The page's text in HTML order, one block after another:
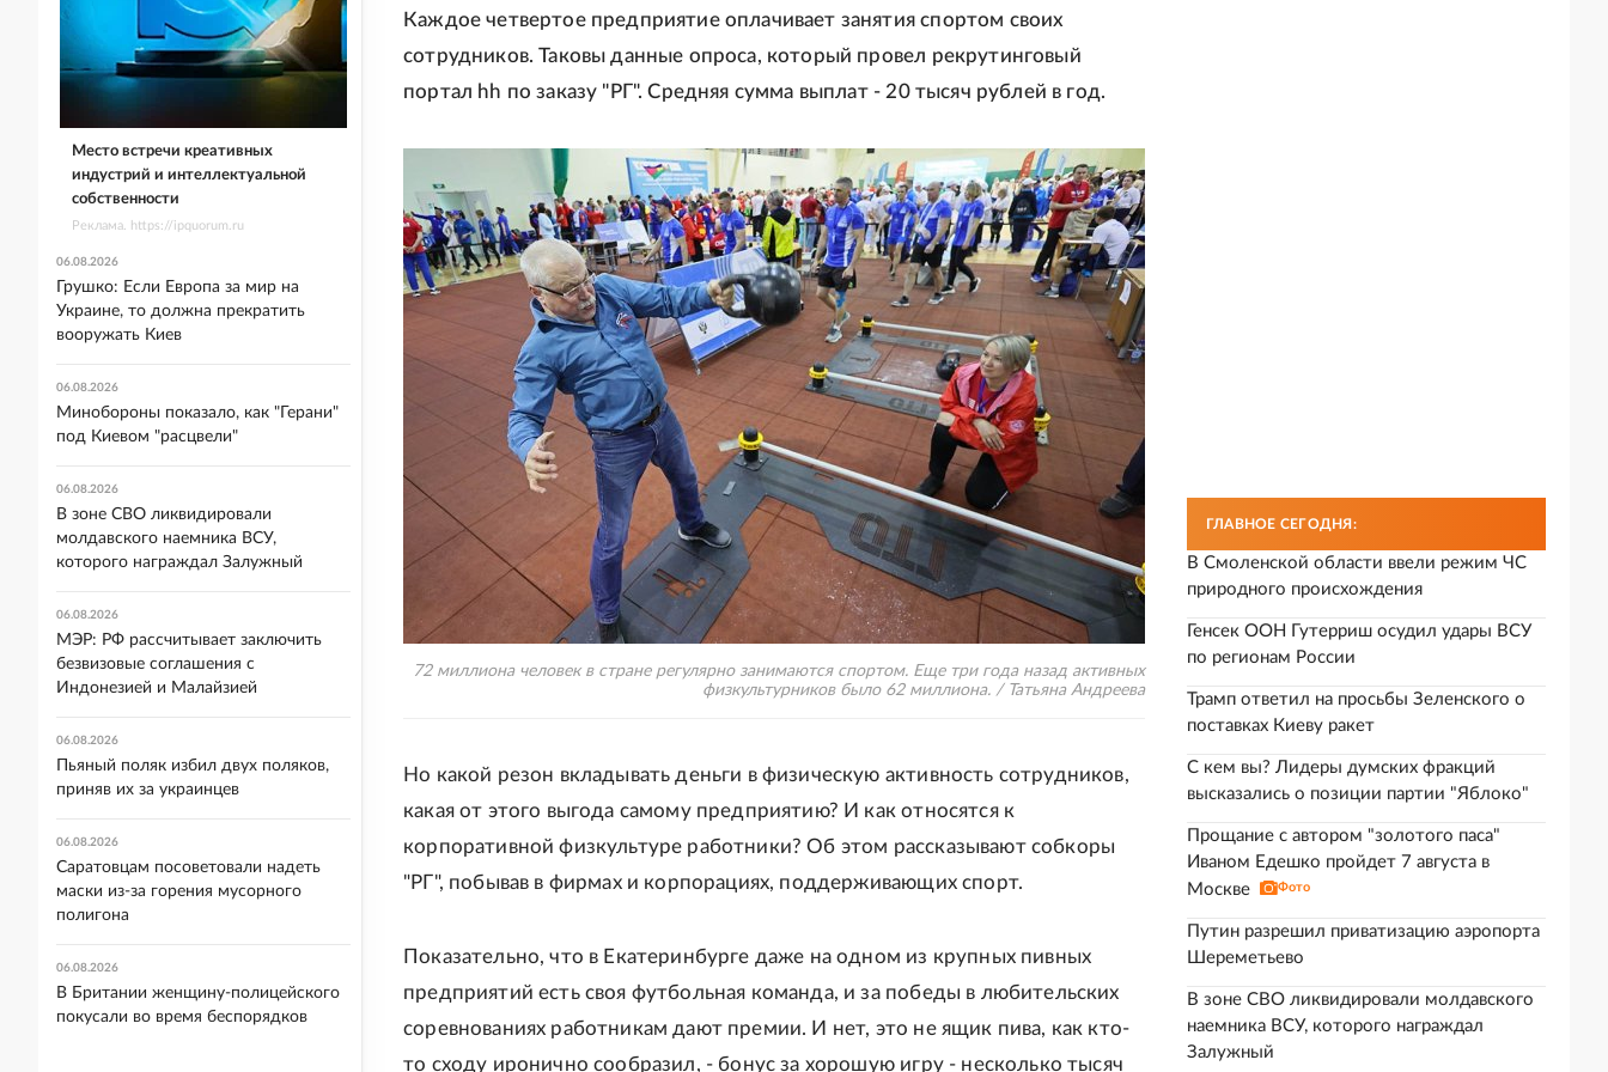
Каждое четвертое предприятие оплачивает занятия спортом своих
сотрудников. Таковы данные опроса, который провел рекрутинговый
портал hh по заказу "РГ". Средняя сумма выплат - 20 тысяч рублей в год.
72 миллиона человек в стране регулярно занимаются спортом. Еще три года назад активных
физкультурников было 62 миллиона. / Татьяна Андреева
Но какой резон вкладывать деньги в физическую активность сотрудников,
какая от этого выгода самому предприятию? И как относятся к
корпоративной физкультуре работники? Об этом рассказывают собкоры
"РГ", побывав в фирмах и корпорациях, поддерживающих спорт.
Показательно, что в Екатеринбурге даже на одном из крупных пивных
предприятий есть своя футбольная команда, и за победы в любительских
соревнованиях работникам дают премии. И нет, это не ящик пива, как кто-
то сходу иронично сообразил, - бонус за хорошую игру - несколько тысяч
ГЛАВНОЕ СЕГОДНЯ:
В Смоленской области ввели режим ЧС
природного происхождения
Генсек ООН Гутерриш осудил удары ВСУ
по регионам России
Трамп ответил на просьбы Зеленского о
поставках Киеву ракет
С кем вы? Лидеры думских фракций
высказались о позиции партии "Яблоко"
Прощание с автором "золотого паса"
Иваном Едешко пройдет 7 августа в
Москве
Фото
Путин разрешил приватизацию аэропорта
Шереметьево
В зоне СВО ликвидировали молдавского
наемника ВСУ, которого награждал
Залужный
Место встречи креативных
индустрий и интеллектуальной
собственности
Реклама. https://ipquorum.ru
06.08.2026
Грушко: Если Европа за мир на
Украине, то должна прекратить
вооружать Киев
06.08.2026
Минобороны показало, как "Герани"
под Киевом "расцвели"
06.08.2026
В зоне СВО ликвидировали
молдавского наемника ВСУ,
которого награждал Залужный
06.08.2026
МЭР: РФ рассчитывает заключить
безвизовые соглашения с
Индонезией и Малайзией
06.08.2026
Пьяный поляк избил двух поляков,
приняв их за украинцев
06.08.2026
Саратовцам посоветовали надеть
маски из-за горения мусорного
полигона
06.08.2026
В Британии женщину-полицейского
покусали во время беспорядков